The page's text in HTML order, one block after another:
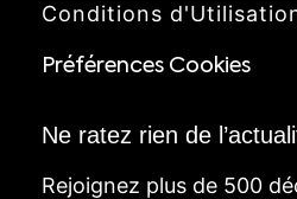
Conditions
Préférences Cookies
Ne ratez rien de
Rejoignez plus de 500